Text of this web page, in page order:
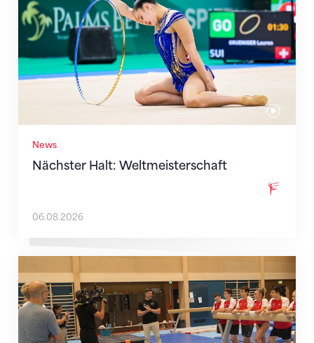
News
Nächster Halt: Weltmeisterschaft
06.08.2026
Mit klaren Zielen nach Zagreb